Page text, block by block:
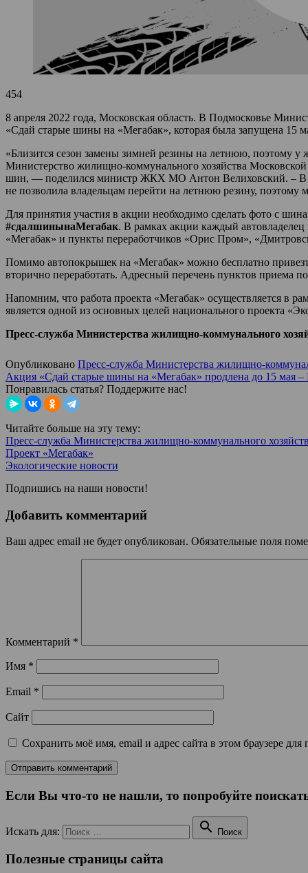
454
8 апреля 2022 года, Московская область. В Подмосковье
«Сдай старые шины на «Мегабак», которая была запущена 15
«Близится сезон замены зимней резины на летнюю, поэтому
Министерство жилищно-коммунального хозяйства
шин, — поделился министр ЖКХ МО Антон Велиховский. – В
не позволила владельцам перейти на летнюю резину,
Для принятия участия в акции необходимо сделать фото с
#сдалшинынаМегабак. В рамках акции каждый
«Мегабак» и пункты переработчиков «Орис Пром»,
Помимо автопокрышек на «Мегабак» можно бесплатно
вторично переработать. Адресный перечень пунктов приема
Напомним, что работа проекта «Мегабак» осуществляется в
является одной из основных целей национального проекта
Пресс-служба Министерства жилищно-коммунального
Опубликовано Пресс-служба Министерства жилищно-
Акция «Сдай старые шины на «Мегабак» продлена до 15
Понравилась статья? Поддержите нас!
Читайте больше на эту тему:
Пресс-служба Министерства жилищно-коммунального
Проект «Мегабак»
Экологические новости
Подпишись на наши новости!
Добавить комментарий
Ваш адрес email не будет опубликован. Обязательные поля
Комментарий *
Имя *
Email *
Сайт
Сохранить моё имя, email и адрес сайта в этом браузере
Если Вы что-то не нашли, то попробуйте
Искать для:  Поиск
Полезные страницы сайта